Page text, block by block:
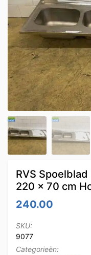
RVS
220 x 70 cm
240.00
SKU:
9077
Categorieën: